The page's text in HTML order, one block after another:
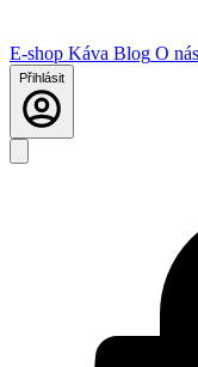
E-shop Káva Blog O nás
Přihlásit